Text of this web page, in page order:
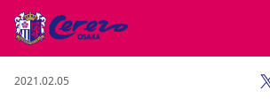
試合・チーム
2021.02.05